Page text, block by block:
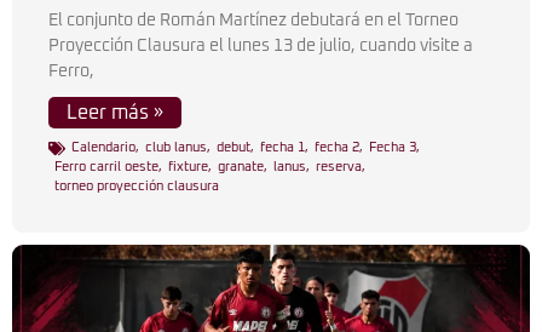
El conjunto de Román Martínez debutará en el Torneo
Proyección Clausura el lunes 13 de julio, cuando visite a
Ferro,
Leer más »
Calendario, club lanus, debut, fecha 1 , fecha 2, Fecha 3,
Ferro carril oeste, fixture, granate, lanus, reserva,
torneo proyección clausura